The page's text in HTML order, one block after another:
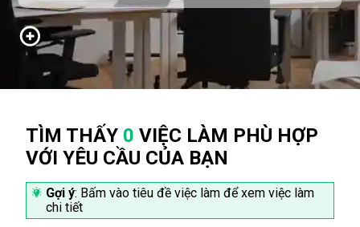
TÌM THẤY 0 VIỆC LÀM PHÙ HỢP
VỚI YÊU CẦU CỦA BẠN
Gợi ý: Bấm vào tiêu đề việc làm để xem việc làm
chi tiết